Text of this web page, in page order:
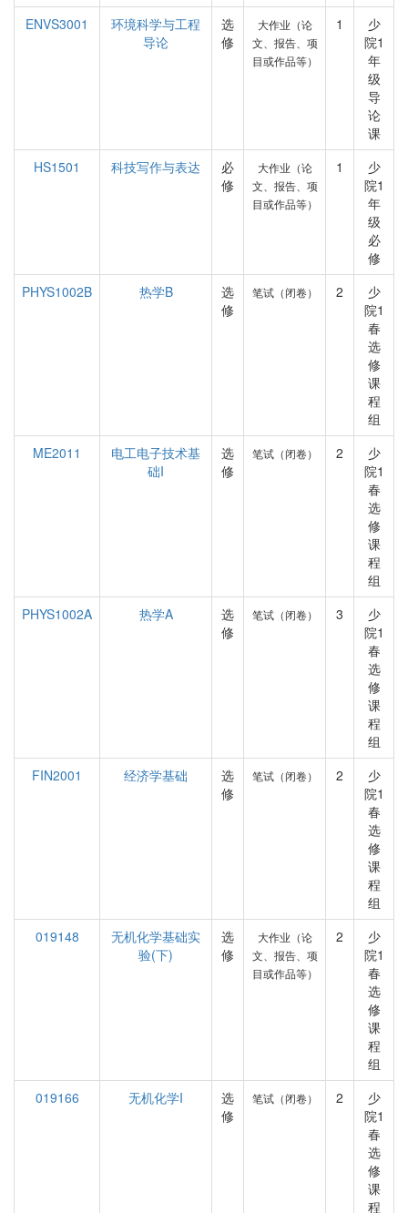
ENVS3001
环境科学与工程
导论
选
修
大作业（论
文、报告、项
目或作品等）
1
少
院1
年
级
导
论
课
HS1501
科技写作与表达
必
修
大作业（论
文、报告、项
目或作品等）
1
少
院1
年
级
必
修
PHYS1002B
热学B
选
修
笔试（闭卷） 2
少
院1
春
选
修
课
程
组
ME2011
电工电子技术基
础I
选
修
笔试（闭卷） 2
少
院1
春
选
修
课
程
组
PHYS1002A
热学A
选
修
笔试（闭卷） 3
少
院1
春
选
修
课
程
组
FIN2001
经济学基础
选
修
笔试（闭卷） 2
少
院1
春
选
修
课
程
组
019148
无机化学基础实
验(下)
选
修
大作业（论
文、报告、项
目或作品等）
2
少
院1
春
选
修
课
程
组
019166
无机化学I
选
修
笔试（闭卷） 2
少
院1
春
选
修
课
程